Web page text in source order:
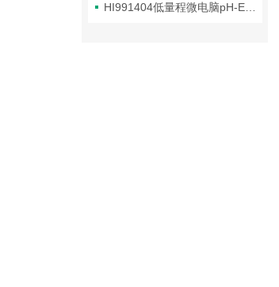
HI991404低量程微电脑pH-EC-TDS-℃连续测定仪